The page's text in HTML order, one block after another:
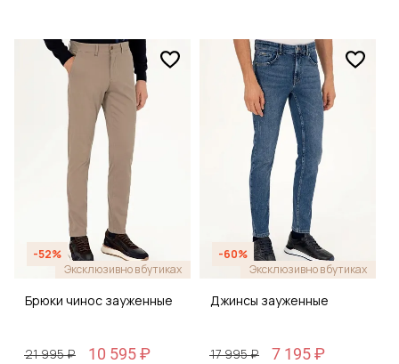
-52%
Эксклюзивно в бутиках
Брюки чинос зауженные
21 995 ₽ 10 595 ₽
-60%
Эксклюзивно в бутиках
Джинсы зауженные
17 995 ₽ 7 195 ₽